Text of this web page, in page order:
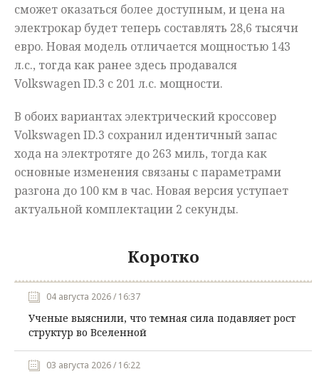
сможет оказаться более доступным, и цена на
электрокар будет теперь составлять 28,6 тысячи
евро. Новая модель отличается мощностью 143
л.с., тогда как ранее здесь продавался
Volkswagen ID.3 с 201 л.с. мощности.
В обоих вариантах электрический кроссовер
Volkswagen ID.3 сохранил идентичный запас
хода на электротяге до 263 миль, тогда как
основные изменения связаны с параметрами
разгона до 100 км в час. Новая версия уступает
актуальной комплектации 2 секунды.
Коротко
04 августа 2026 / 16:37
Ученые выяснили, что темная сила подавляет рост
структур во Вселенной
03 августа 2026 / 16:22